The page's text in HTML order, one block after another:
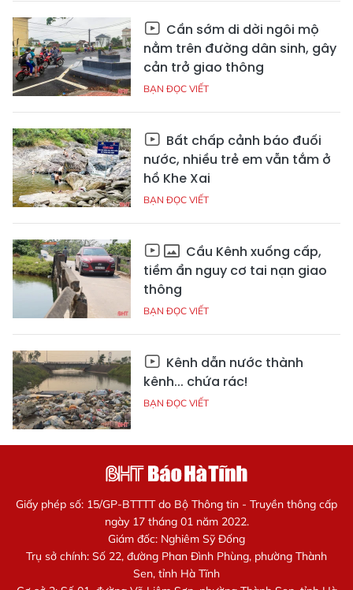
Cần sớm di dời ngôi mộ
nằm trên đường dân sinh, gây
cản trở giao thông
BẠN ĐỌC VIẾT
Bất chấp cảnh báo đuối
nước, nhiều trẻ em vẫn tắm ở
hồ Khe Xai
BẠN ĐỌC VIẾT
Cầu Kênh xuống cấp,
tiềm ẩn nguy cơ tai nạn giao
thông
BẠN ĐỌC VIẾT
Kênh dẫn nước thành
kênh... chứa rác!
BẠN ĐỌC VIẾT
Giấy phép số: 15/GP-BTTTT do Bộ Thông tin - Truyền thông cấp
ngày 17 tháng 01 năm 2022.
Giám đốc: Nghiêm Sỹ Đống
Trụ sở chính: Số 22, đường Phan Đình Phùng, phường Thành
Sen, tỉnh Hà Tĩnh